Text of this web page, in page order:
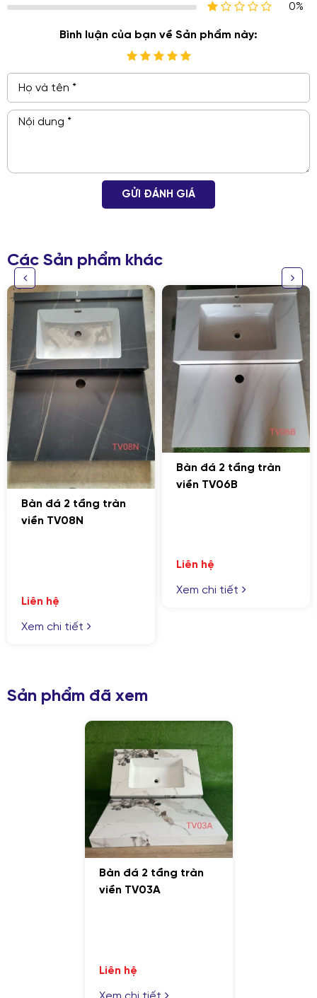
GỬI THÔNG TIN ĐỂ CHÚNG TÔI TƯ VẤN
CHO BẠN
0%
Bình luận của bạn về Sản phẩm này:
GỬI ĐÁNH GIÁ
Các Sản phẩm khác
Bàn đá 2 tầng tràn
viền TV08N
Liên hệ
Xem chi tiết
Bàn đá 2 tầng tràn
viền TV06B
Liên hệ
Xem chi tiết
Sản phẩm đã xem
Bàn đá 2 tầng tràn
viền TV03A
Liên hệ